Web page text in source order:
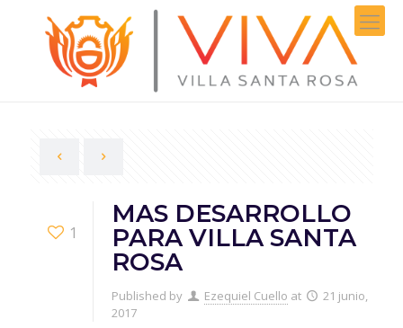
1
MAS DESARROLLO
PARA VILLA SANTA
ROSA
Published by Ezequiel Cuello at
21 junio,
2017